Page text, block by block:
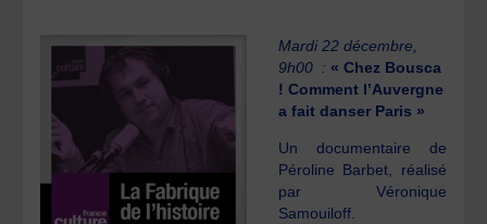
Mardi 22 décembre,
9h00 :« Chez Bousca
! Comment l’Auvergne
a fait danser Paris »
Un documentaire de
Péroline Barbet, réalisé
par Véronique
Samouiloff.